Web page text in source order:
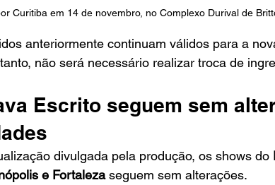
Curitiba em 14 de novembro, no Complexo Durival de
anteriormente continuam válidos para a
não será necessário realizar troca de
Escrito seguem sem
divulgada pela produção, os shows do
e Fortaleza seguem sem alterações.